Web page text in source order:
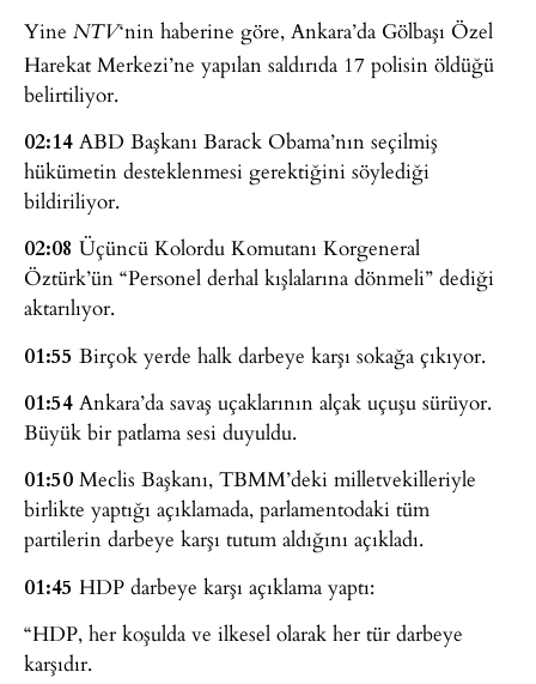
Yine NTV‘nin haberine göre, Ankara’da Gölbaşı Özel
Harekat Merkezi’ne yapılan saldırıda 17 polisin öldüğü
belirtiliyor.
02:14 ABD Başkanı Barack Obama’nın seçilmiş
hükümetin desteklenmesi gerektiğini söylediği
bildiriliyor.
02:08 Üçüncü Kolordu Komutanı Korgeneral
Öztürk’ün “Personel derhal kışlalarına dönmeli” dediği
aktarılıyor.
01:55 Birçok yerde halk darbeye karşı sokağa çıkıyor.
01:54 Ankara’da savaş uçaklarının alçak uçuşu sürüyor.
Büyük bir patlama sesi duyuldu.
01:50 Meclis Başkanı, TBMM’deki milletvekilleriyle
birlikte yaptığı açıklamada, parlamentodaki tüm
partilerin darbeye karşı tutum aldığını açıkladı.
01:45 HDP darbeye karşı açıklama yaptı:
“HDP, her koşulda ve ilkesel olarak her tür darbeye
karşıdır.